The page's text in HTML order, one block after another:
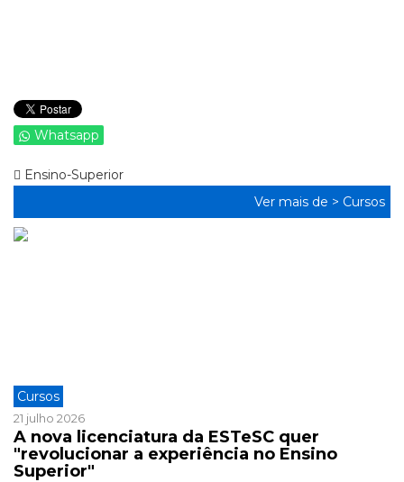
Whatsapp
Ensino-Superior
Ver mais de > Cursos
Cursos
21 julho 2026
A nova licenciatura da ESTeSC quer
"revolucionar a experiência no Ensino
Superior"